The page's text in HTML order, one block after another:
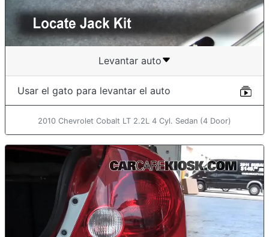
Levantar auto
Usar el gato para levantar el auto
2010 Chevrolet Cobalt LT 2.2L 4 Cyl. Sedan (4 Door)